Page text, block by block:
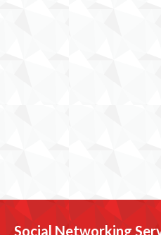
Social Networking